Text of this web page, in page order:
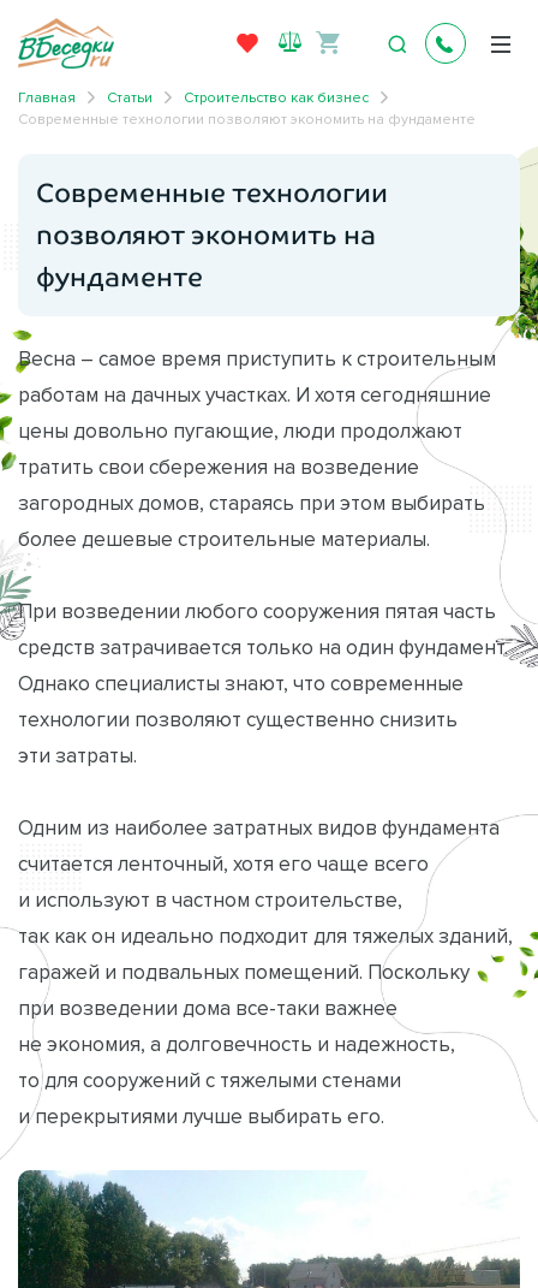
Главная Статьи
Строительство как бизнес
Современные технологии позволяют экономить на фундаменте
Современные технологии
позволяют экономить на
фундаменте
Весна – самое время приступить к строительным
работам на дачных участках. И хотя сегодняшние
цены довольно пугающие, люди продолжают
тратить свои сбережения на возведение
загородных домов, стараясь при этом выбирать
более дешевые строительные материалы.
При возведении любого сооружения пятая часть
средств затрачивается только на один фундамент.
Однако специалисты знают, что современные
технологии позволяют существенно снизить
эти затраты.
Одним из наиболее затратных видов фундамента
считается ленточный, хотя его чаще всего
и используют в частном строительстве,
так как он идеально подходит для тяжелых зданий,
гаражей и подвальных помещений. Поскольку
при возведении дома все-таки важнее
не экономия, а долговечность и надежность,
то для сооружений с тяжелыми стенами
и перекрытиями лучше выбирать его.